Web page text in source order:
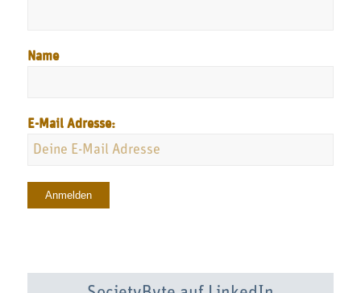
Name
E-Mail Adresse: